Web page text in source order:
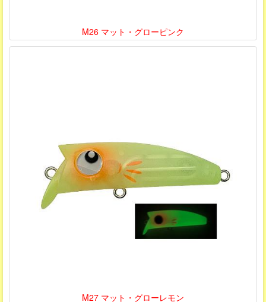
M26 マット・グローピンク
M27 マット・グローレモン